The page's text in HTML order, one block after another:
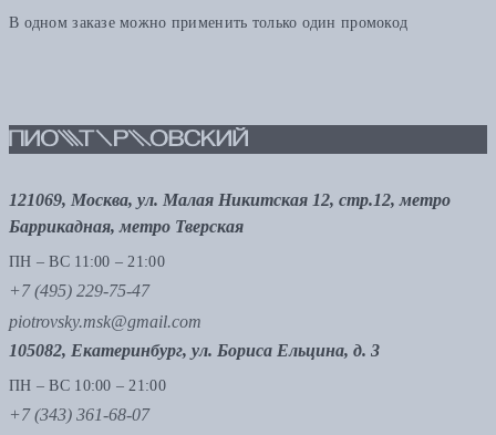
В одном заказе можно применить только один промокод
121069, Москва, ул. Малая Никитская 12, стр.12, метро
Баррикадная, метро Тверская
ПН – ВС 11:00 – 21:00
+7 (495) 229-75-47
piotrovsky.msk@gmail.com
105082, Екатеринбург, ул. Бориса Ельцина, д. 3
ПН – ВС 10:00 – 21:00
+7 (343) 361-68-07